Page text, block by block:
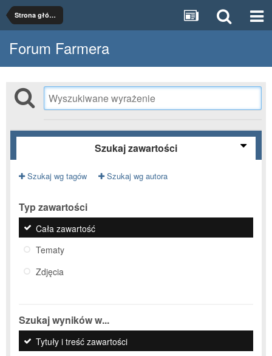
Strona główna
Forum Farmera
Szukaj zawartości
Szukaj wg tagów Szukaj wg autora
Typ zawartości
Cała zawartość
Tematy
Zdjęcia
Szukaj wyników w...
Tytuły i treść zawartości